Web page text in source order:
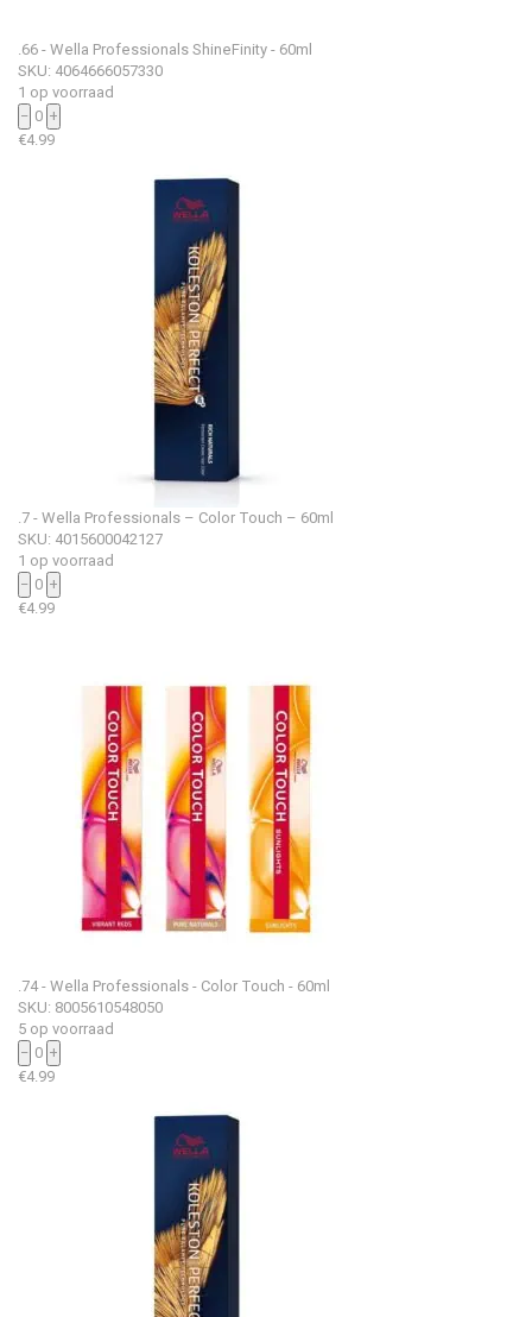
.66 - Wella Professionals ShineFinity - 60ml
SKU: 4064666057330
1 op voorraad
− 0 +
€4.99
.7 - Wella Professionals – Color Touch – 60ml
SKU: 4015600042127
1 op voorraad
− 0 +
€4.99
.74 - Wella Professionals - Color Touch - 60ml
SKU: 8005610548050
5 op voorraad
− 0 +
€4.99